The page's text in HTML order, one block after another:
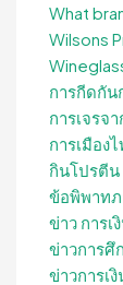
What
Wilsons
การกีดกัน
การเจรจ
การเมือง
กินโปรตีน
ข้อพิพาท
ข่าว การเ
ข่าวการศึ
ข่าวการเ